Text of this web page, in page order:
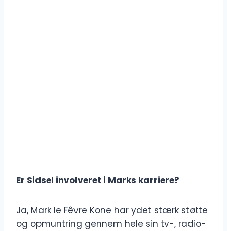
Er Sidsel involveret i Marks karriere?
Ja, Mark le Fêvre Kone har ydet stærk støtte
og opmuntring gennem hele sin tv-, radio-